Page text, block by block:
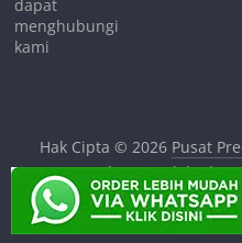
dapat
menghubungi
kami
Hak Cipta © 2026 Pusat
Tema:ColorMagoleh